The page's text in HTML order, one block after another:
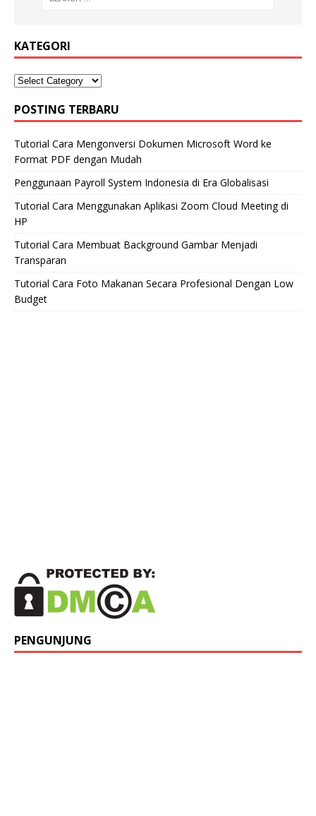
KATEGORI
POSTING TERBARU
Tutorial Cara Mengonversi Dokumen Microsoft Word ke
Format PDF dengan Mudah
Penggunaan Payroll System Indonesia di Era Globalisasi
Tutorial Cara Menggunakan Aplikasi Zoom Cloud Meeting di
HP
Tutorial Cara Membuat Background Gambar Menjadi
Transparan
Tutorial Cara Foto Makanan Secara Profesional Dengan Low
Budget
PENGUNJUNG